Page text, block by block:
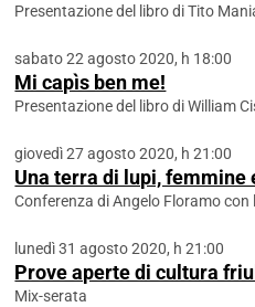
Presentazione del libro di Tito
sabato 22 agosto 2020, h 18:00
Mi capìs ben me!
Presentazione del libro di William
giovedì 27 agosto 2020, h 21:00
Una terra di lupi, femmine
Conferenza di Angelo Floramo con
lunedì 31 agosto 2020, h 21:00
Prove aperte di cultura
Mix-serata